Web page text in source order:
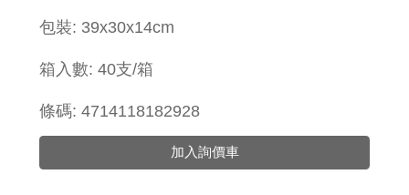
包裝: 39x30x14cm
箱入數: 40支/箱
條碼: 4714118182928
加入詢價車